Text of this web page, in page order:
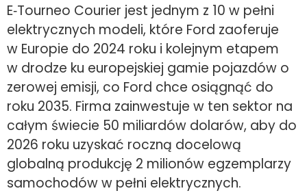
E‑Tourneo Courier jest jednym z 10 w pełni
elektrycznych modeli, które Ford zaoferuje
w Europie do 2024 roku i kolejnym etapem
w drodze ku europejskiej gamie pojazdów o
zerowej emisji, co Ford chce osiągnąć do
roku 2035. Firma zainwestuje w ten sektor na
całym świecie 50 miliardów dolarów, aby do
2026 roku uzyskać roczną docelową
globalną produkcję 2 milionów egzemplarzy
samochodów w pełni elektrycznych.